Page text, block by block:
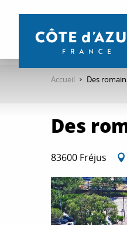
contenu
Accueil Des
Des
83600 Fréjus